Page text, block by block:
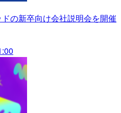
ドの新卒向け会社説明会を開催